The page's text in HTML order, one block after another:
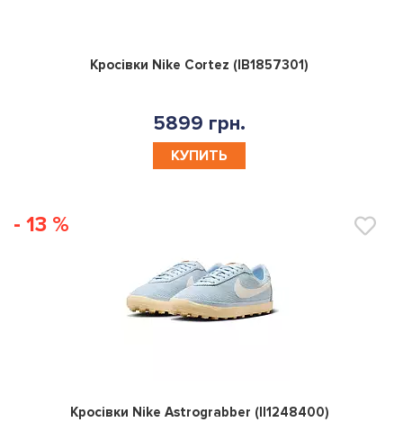
0
Кросівки Nike Cortez (IB1857301)
5899 грн.
КУПИТЬ
- 13 %
0
Кросівки Nike Astrograbber (II1248400)